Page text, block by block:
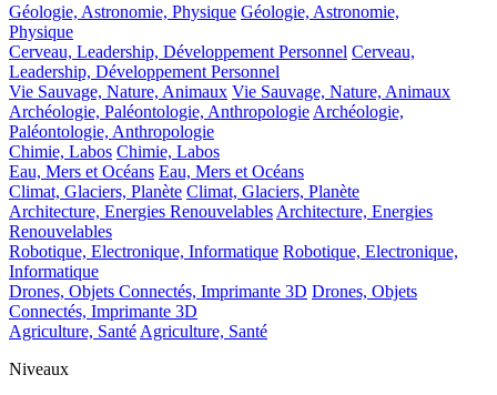
Géologie, Astronomie, Physique Géologie, Astronomie,
Physique
Cerveau, Leadership, Développement Personnel Cerveau,
Leadership, Développement Personnel
Vie Sauvage, Nature, Animaux Vie Sauvage, Nature, Animaux
Archéologie, Paléontologie, Anthropologie Archéologie,
Paléontologie, Anthropologie
Chimie, Labos Chimie, Labos
Eau, Mers et Océans Eau, Mers et Océans
Climat, Glaciers, Planète Climat, Glaciers, Planète
Architecture, Energies Renouvelables Architecture, Energies
Renouvelables
Robotique, Electronique, Informatique Robotique, Electronique,
Informatique
Drones, Objets Connectés, Imprimante 3D Drones, Objets
Connectés, Imprimante 3D
Agriculture, Santé Agriculture, Santé
Niveaux